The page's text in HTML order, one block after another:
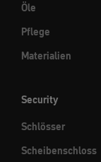
Öle
Pflege
Materialien
Security
Schlösser
Scheibenschloss